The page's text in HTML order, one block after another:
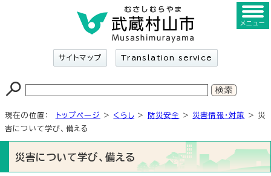
サイトマップ Translation service
メニュー
現在の位置： トップページ > くらし > 防災安全 > 災害情報・対策
> 災
害について学び、備える
災害について学び、備える